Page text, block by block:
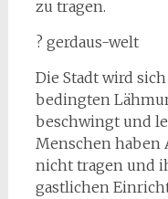
zu tragen.
? gerdaus-welt
Die Stadt wird
bedingten
beschwingt und
Menschen haben
nicht tragen und
gastlichen